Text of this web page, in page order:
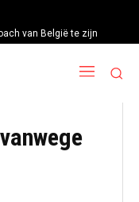
van België te zijn